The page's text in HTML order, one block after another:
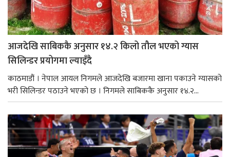
आजदेखि साबिककै अनुसार १४.२ किलो तौल भएको ग्यास
सिलिन्डर प्रयोगमा ल्याइँदै
काठमाडौं । नेपाल आयल निगमले आजदेखि बजारमा खाना पकाउने ग्यासको
भरी सिलिन्डर पठाउने भएको छ । निगमले साबिककै अनुसार १४.२...